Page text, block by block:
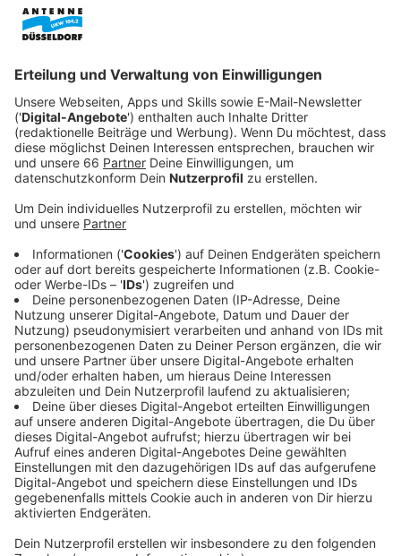
Noch bis kommenden Mittwoch (29. Januar ) dreht
sich alles um Mode.
Anzeige
"SUSTAIN" am Fürstenwall
Anzeige
In diesem Zusammenhang lädt die Landeshauptstadt
an diesem Wochenende zum Pop-Up-Markt
"SUSTAIN!"im Fürstenpalais am Fürstenwall ein. Auf
vier Etagen können wir uns dort morgen (25. Januar
2025) ab 12 Uhr lokale und nachhaltige Mode
anschauen. Der Eintritt ist frei.
Anzeige
"Green Fashion Tour" wird angeboten
Anzeige
Wie nachhaltig unsere Stadt in Sachen Mode ist,
können wir uns auch mit dem roten HopOn-HopOff-